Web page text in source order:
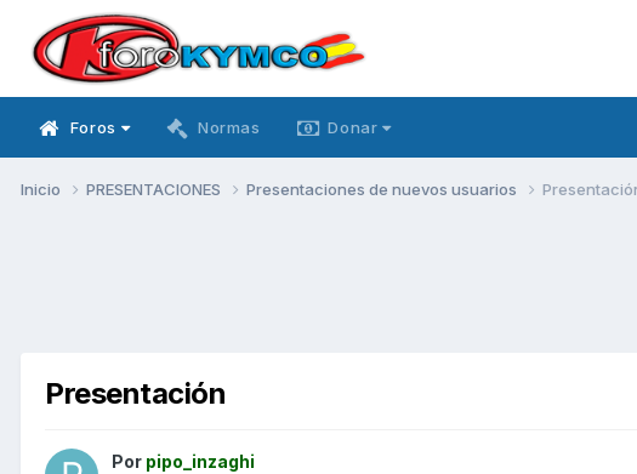
Foros Normas Donar
Inicio PRESENTACIONES Presentaciones de nuevos usuarios
Presentación
Por pipo_inzaghi